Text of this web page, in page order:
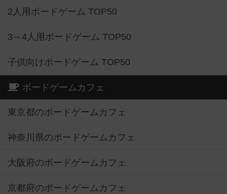
2人用ボードゲーム TOP50
3～4人用ボードゲーム TOP50
子供向けボードゲーム TOP50
ボードゲームカフェ
東京都のボードゲームカフェ
神奈川県のボードゲームカフェ
大阪府のボードゲームカフェ
京都府のボードゲームカフェ